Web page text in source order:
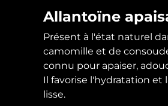
Allantoïne
Présent à l'état naturel
camomille et de
connu pour apaiser,
Il favorise l'hydratation et
lisse.